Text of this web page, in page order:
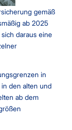
gemäß
ab 2025
daraus eine
in
den alten und
ab dem